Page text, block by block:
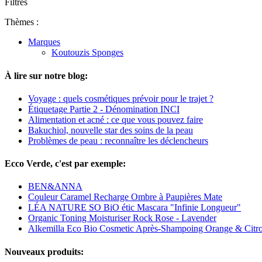
Filtres
Thèmes :
Marques
Koutouzis Sponges
À lire sur notre blog:
Voyage : quels cosmétiques prévoir pour le trajet ?
Étiquetage Partie 2 - Dénomination INCI
Alimentation et acné : ce que vous pouvez faire
Bakuchiol, nouvelle star des soins de la peau
Problèmes de peau : reconnaître les déclencheurs
Ecco Verde, c'est par exemple:
BEN&ANNA
Couleur Caramel Recharge Ombre à Paupières Mate
LÉA NATURE SO BiO étic Mascara "Infinie Longueur"
Organic Toning Moisturiser Rock Rose - Lavender
Alkemilla Eco Bio Cosmetic Après-Shampoing Orange &
Nouveaux produits: